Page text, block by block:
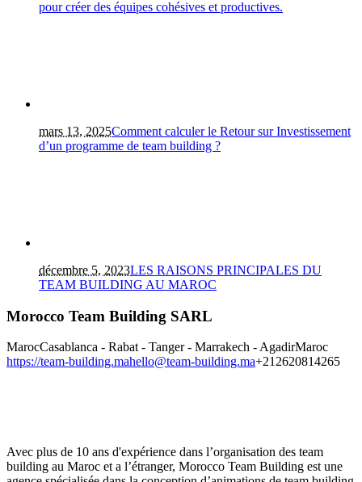
pour créer des équipes cohésives et productives.
mars 13, 2025Comment calculer le Retour sur Investissement
d’un programme de team building ?
décembre 5, 2023LES RAISONS PRINCIPALES DU
TEAM BUILDING AU MAROC
Morocco Team Building SARL
MarocCasablanca - Rabat - Tanger - Marrakech - AgadirMaroc
https://team-building.mahello@team-building.ma+212620814265
Avec plus de 10 ans d'expérience dans l’organisation des team
building au Maroc et a l’étranger, Morocco Team Building est une